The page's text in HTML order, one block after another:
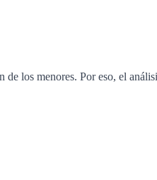
los menores. Por eso, el